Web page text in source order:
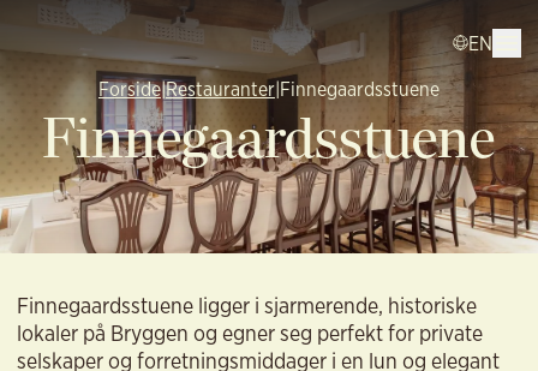
EN
Forside|Restauranter|Finnegaardsstuene
Finnegaardsstuene
Finnegaardsstuene ligger i sjarmerende, historiske
lokaler på Bryggen og egner seg perfekt for private
selskaper og forretningsmiddager i en lun og elegant